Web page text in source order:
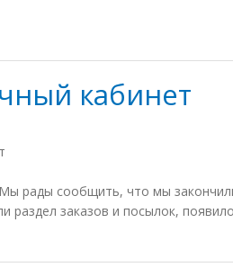
кабинет
рады сообщить, что мы
раздел заказов и посылок,